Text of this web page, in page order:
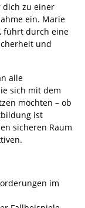
dich zu einer
ein. Marie
führt durch eine
und
alle
sich mit dem
möchten – ob
ist
sicheren Raum
im